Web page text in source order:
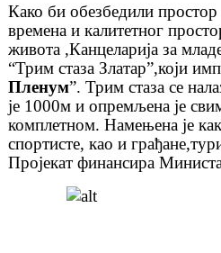
Како би обезбедили
времена и калитетног
живота ,Канцеларија за
“Трим стаза Златар”,који
Пленум”. Трим стаза се
је 1000м и опремљена је
комплетном. Намењена је
спортисте, као и
Пројекат финансира